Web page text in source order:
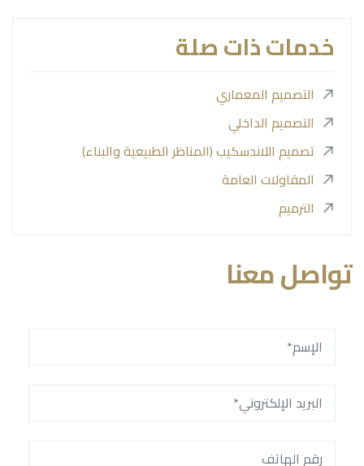
خدمات ذات صلة
التصميم المعماري
التصميم الداخلي
تصميم اللاندسكيب (المناظر الطبيعية والبناء)
المقاولات العامة
الترميم
تواصل معنا